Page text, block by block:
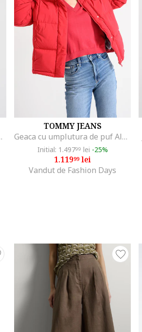
Bleumarin
TOMMY JEANS
Geaca cu umplutura de puf Alaska, Rosu
Initial: 1.49799 lei -25%
1.11999lei
Vandut de Fashion Days